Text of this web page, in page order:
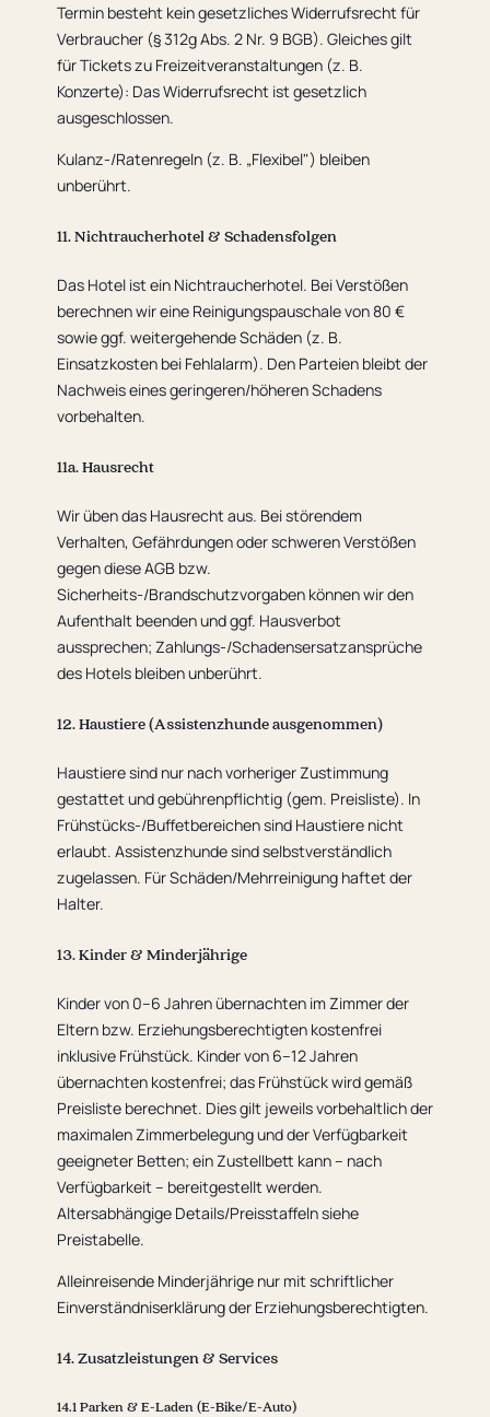
Termin besteht kein gesetzliches Widerrufsrecht für
Verbraucher (§ 312g Abs. 2 Nr. 9 BGB). Gleiches gilt
für Tickets zu Freizeitveranstaltungen (z. B.
Konzerte): Das Widerrufsrecht ist gesetzlich
ausgeschlossen.
Kulanz-/Ratenregeln (z. B. „Flexibel") bleiben
unberührt.
11. Nichtraucherhotel & Schadensfolgen
Das Hotel ist ein Nichtraucherhotel. Bei Verstößen
berechnen wir eine Reinigungspauschale von 80 €
sowie ggf. weitergehende Schäden (z. B.
Einsatzkosten bei Fehlalarm). Den Parteien bleibt der
Nachweis eines geringeren/höheren Schadens
vorbehalten.
11a. Hausrecht
Wir üben das Hausrecht aus. Bei störendem
Verhalten, Gefährdungen oder schweren Verstößen
gegen diese AGB bzw.
Sicherheits-/Brandschutzvorgaben können wir den
Aufenthalt beenden und ggf. Hausverbot
aussprechen; Zahlungs-/Schadensersatzansprüche
des Hotels bleiben unberührt.
12. Haustiere (Assistenzhunde ausgenommen)
Haustiere sind nur nach vorheriger Zustimmung
gestattet und gebührenpflichtig (gem. Preisliste). In
Frühstücks-/Buffetbereichen sind Haustiere nicht
erlaubt. Assistenzhunde sind selbstverständlich
zugelassen. Für Schäden/Mehrreinigung haftet der
Halter.
13. Kinder & Minderjährige
Kinder von 0–6 Jahren übernachten im Zimmer der
Eltern bzw. Erziehungsberechtigten kostenfrei
inklusive Frühstück. Kinder von 6–12 Jahren
übernachten kostenfrei; das Frühstück wird gemäß
Preisliste berechnet. Dies gilt jeweils vorbehaltlich der
maximalen Zimmerbelegung und der Verfügbarkeit
geeigneter Betten; ein Zustellbett kann – nach
Verfügbarkeit – bereitgestellt werden.
Altersabhängige Details/Preisstaffeln siehe
Preistabelle.
Alleinreisende Minderjährige nur mit schriftlicher
Einverständniserklärung der Erziehungsberechtigten.
14. Zusatzleistungen & Services
14.1 Parken & E-Laden (E-Bike/E-Auto)